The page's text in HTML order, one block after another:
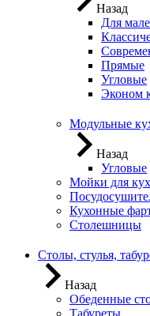
Назад
Для
Прямые
Угловые
Эконом
Модульные
Назад
Угловые
Мойки для
Кухонные
Столешницы
Столы, стулья,
Назад
Обеденные
Табуреты